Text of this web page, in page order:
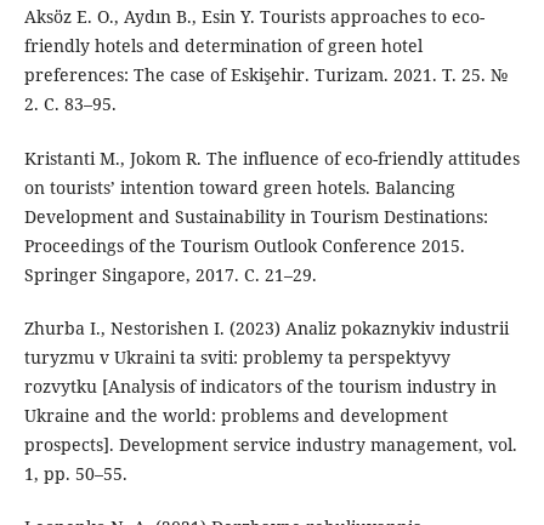
Aksöz E. O., Aydın B., Esin Y. Tourists approaches to eco-
friendly hotels and determination of green hotel
preferences: The case of Eskişehir. Turizam. 2021. Т. 25. №
2. С. 83–95.
Kristanti M., Jokom R. The influence of eco-friendly attitudes
on tourists’ intention toward green hotels. Balancing
Development and Sustainability in Tourism Destinations:
Proceedings of the Tourism Outlook Conference 2015.
Springer Singapore, 2017. С. 21–29.
Zhurba I., Nestorishen I. (2023) Analiz pokaznykiv industrii
turyzmu v Ukraini ta sviti: problemy ta perspektyvy
rozvytku [Analysis of indicators of the tourism industry in
Ukraine and the world: problems and development
prospects]. Development service industry management, vol.
1, pp. 50–55.